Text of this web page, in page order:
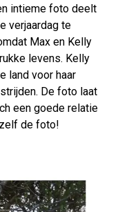
intieme foto deelt
verjaardag te
Max en Kelly
levens. Kelly
land voor haar
De foto laat
een goede relatie
de foto!